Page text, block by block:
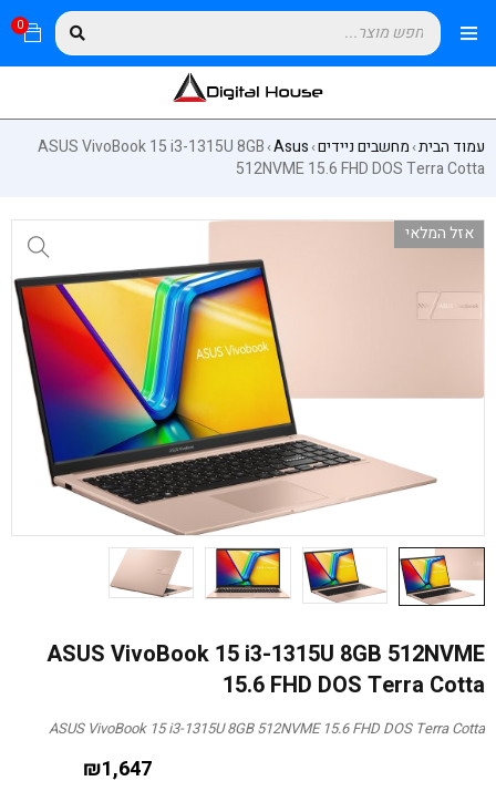
0
עמוד הבית›מחשבים ניידים›
Asus
›
ASUS VivoBook 15 i3-1315U 8GB
512NVME 15.6 FHD DOS Terra Cotta
אזל המלאי
ASUS VivoBook 15 i3-1315U 8GB 512NVME
15.6 FHD DOS Terra Cotta
ASUS VivoBook 15 i3-1315U 8GB 512NVME 15.6 FHD DOS Terra Cotta
₪1,647